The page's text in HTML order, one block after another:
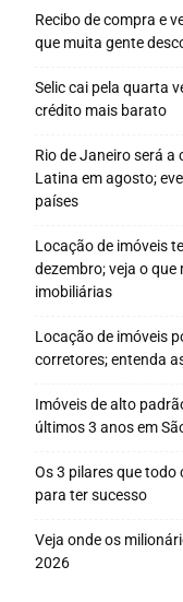
Recibo de compra e
que muita gente
Selic cai pela quarta
crédito mais barato
Rio de Janeiro será
Latina em agosto;
países
Locação de imóveis
dezembro; veja o
imobiliárias
Locação de imóveis
corretores; entenda
Imóveis de alto
últimos 3 anos em
Os 3 pilares que todo
para ter sucesso
Veja onde os
2026